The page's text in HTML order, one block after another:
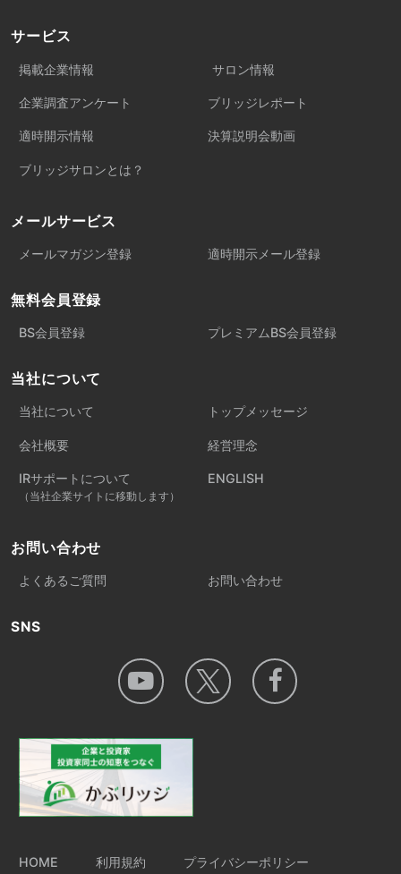
サービス
掲載企業情報 サロン情報
企業調査アンケート ブリッジレポート
適時開示情報 決算説明会動画
ブリッジサロンとは？
メールサービス
メールマガジン登録 適時開示メール登録
無料会員登録
BS会員登録 プレミアムBS会員登録
当社について
当社について トップメッセージ
会社概要 経営理念
IRサポートについて
（当社企業サイトに移動します）
ENGLISH
お問い合わせ
よくあるご質問 お問い合わせ
SNS
HOME 利用規約 プライバシーポリシー